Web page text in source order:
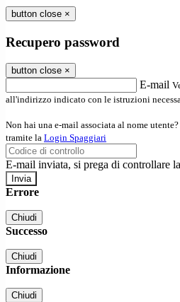
button close ×
Recupero password
button close ×
E-mail
all'indirizzo indicato con le istruzioni
Non hai una e-mail associata al nome
tramite la Login Spaggiari
E-mail inviata, si prega di controllare
Errore
Chiudi
Successo
Chiudi
Informazione
Chiudi